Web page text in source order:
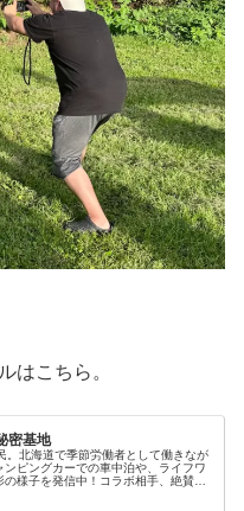
はこちら。
密基地
。北海道で季節労働者として働きなが
ンピングカーでの車中泊や、ライフワ
様子を発信中！コラボ相手、絶賛募